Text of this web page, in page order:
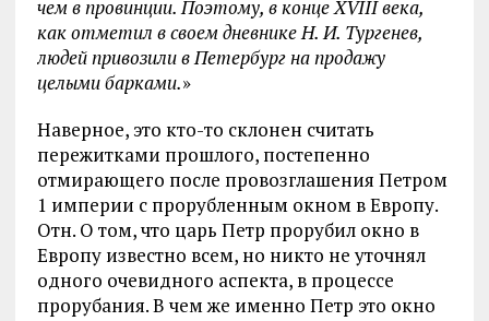
чем в провинции. Поэтому, в конце XVIII века,
как отметил в своем дневнике Н. И. Тургенев,
людей привозили в Петербург на продажу
целыми барками.»
Наверное, это кто-то склонен считать
пережитками прошлого, постепенно
отмирающего после провозглашения Петром
1 империи с прорубленным окном в Европу.
Отн. О том, что царь Петр прорубил окно в
Европу известно всем, но никто не уточнял
одного очевидного аспекта, в процессе
прорубания. В чем же именно Петр это окно